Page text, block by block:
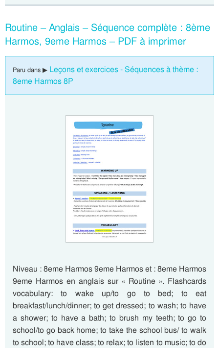
Routine – Anglais – Séquence complète : 8ème
Harmos, 9eme Harmos – PDF à imprimer
Paru dans ▶ Leçons et exercices - Séquences à thème :
8eme Harmos 8P
Niveau : 8eme Harmos 9eme Harmos et : 8eme Harmos
9eme Harmos en anglais sur « Routine ». Flashcards
vocabulary: to wake up/to go to bed; to eat
breakfast/lunch/dinner; to get dressed; to wash; to have
a shower; to have a bath; to brush my teeth; to go to
school/to go back home; to take the school bus/ to walk
to school; to have class; to relax; to listen to music; to do